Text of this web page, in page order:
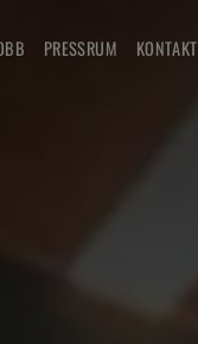
PRESSRUM KONTAKT